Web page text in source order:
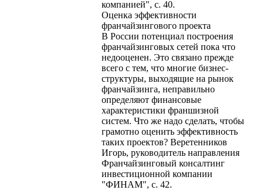
компанией", с. 40.
Оценка эффективности
франчайзингового проекта
В России потенциал построения
франчайзинговых сетей пока что
недооценен. Это связано прежде
всего с тем, что многие бизнес-
структуры, выходящие на рынок
франчайзинга, неправильно
определяют финансовые
характеристики франшизной
систем. Что же надо сделать, чтобы
грамотно оценить эффективность
таких проектов? Веретенников
Игорь, руководитель направления
Франчайзинговый консалтинг
инвестиционной компании
"ФИНАМ", с. 42.